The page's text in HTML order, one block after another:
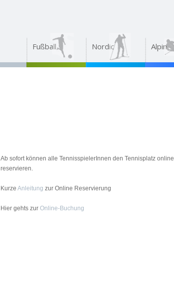
Fußball Nordic Alpin
Ab sofort können alle TennisspielerInnen den Tennisplatz online
reservieren.
Kurze Anleitung zur Online Reservierung
Hier gehts zur Online-Buchung